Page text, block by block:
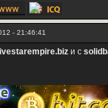
- 21:46:41
и с